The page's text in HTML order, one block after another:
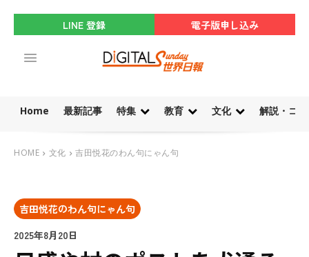
LINE 登録 電子版申し込み
Home 最新記事 特集 教育 文化 解説・コ
HOME 文化 吉田悦花のわん句にゃん句
吉田悦花のわん句にゃん句
2025年8月20日